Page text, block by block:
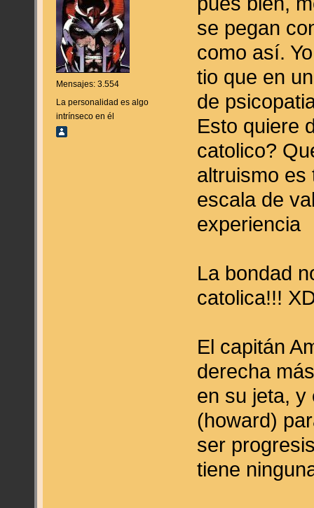
Mensajes: 3.554
La personalidad es algo
intrínseco en él
se pegan
como así.
tio que en
de
Esto quiere
catolico?
altruismo es
escala de
experiencia
La bondad
catolica!!!
El capitán
derecha
en su jeta,
(howard)
ser
tiene